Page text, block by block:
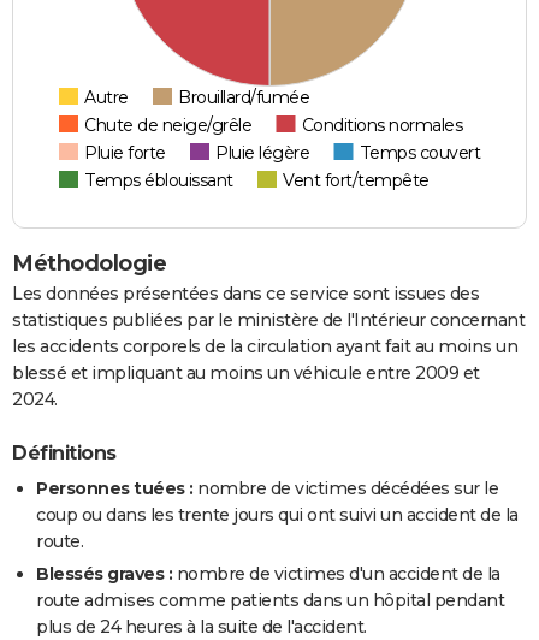
Autre
Brouillard/fumée
Chute de neige/grêle
Conditions normales
Pluie forte
Pluie légère
Temps couvert
Temps éblouissant
Vent fort/tempête
Méthodologie
Les données présentées dans ce service sont issues des
statistiques publiées par le ministère de l'Intérieur concernant
les accidents corporels de la circulation ayant fait au moins un
blessé et impliquant au moins un véhicule entre 2009 et
2024.
Définitions
Personnes tuées : nombre de victimes décédées sur le
coup ou dans les trente jours qui ont suivi un accident de la
route.
Blessés graves : nombre de victimes d'un accident de la
route admises comme patients dans un hôpital pendant
plus de 24 heures à la suite de l'accident.